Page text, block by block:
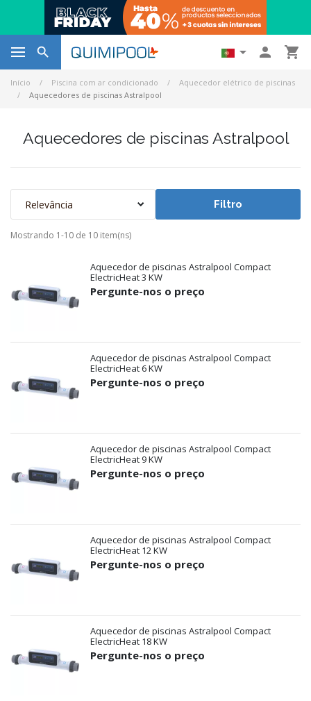
   
Início Piscina com ar condicionado
Aquecedor elétrico de piscinas
Aquecedores de piscinas Astralpool
Aquecedores de piscinas Astralpool
Relevância Filtro
Mostrando 1-10 de 10 item(ns)
Aquecedor de piscinas Astralpool Compact
ElectricHeat 3 KW
Pergunte-nos o preço
Aquecedor de piscinas Astralpool Compact
ElectricHeat 6 KW
Pergunte-nos o preço
Aquecedor de piscinas Astralpool Compact
ElectricHeat 9 KW
Pergunte-nos o preço
Aquecedor de piscinas Astralpool Compact
ElectricHeat 12 KW
Pergunte-nos o preço
Aquecedor de piscinas Astralpool Compact
ElectricHeat 18 KW
Pergunte-nos o preço